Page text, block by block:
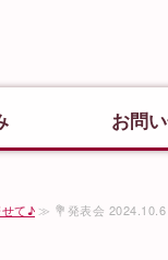
お問
て♪ ≫ 💐発表会